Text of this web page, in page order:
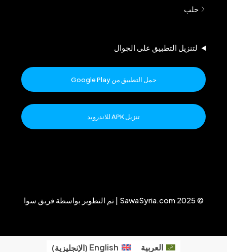
حلب
لتنزيل التطبيق على الجوال
حمل التطبيق من Google Play
تنزيل APK للاندرويد
© 2025 SawaSyria.com | تم التطوير بواسطة فريق سوا
العربية English
(الإنجليزية)